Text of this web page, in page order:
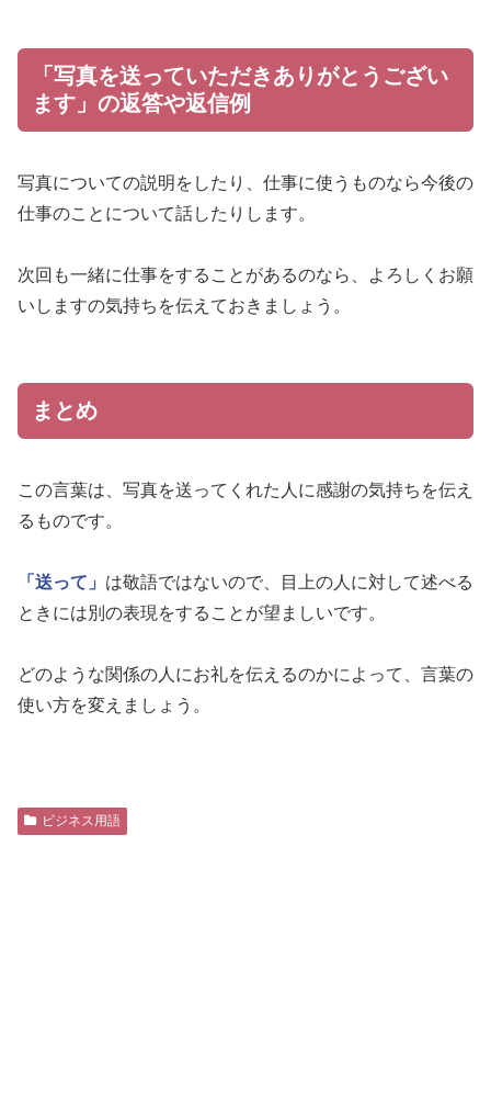
「写真を送っていただきありがとうござい
ます」の返答や返信例
写真についての説明をしたり、仕事に使うものなら今後の
仕事のことについて話したりします。
次回も一緒に仕事をすることがあるのなら、よろしくお願
いしますの気持ちを伝えておきましょう。
まとめ
この言葉は、写真を送ってくれた人に感謝の気持ちを伝え
るものです。
「送って」 は敬語ではないので、目上の人に対して述べる
ときには別の表現をすることが望ましいです。
どのような関係の人にお礼を伝えるのかによって、言葉の
使い方を変えましょう。
ビジネス用語